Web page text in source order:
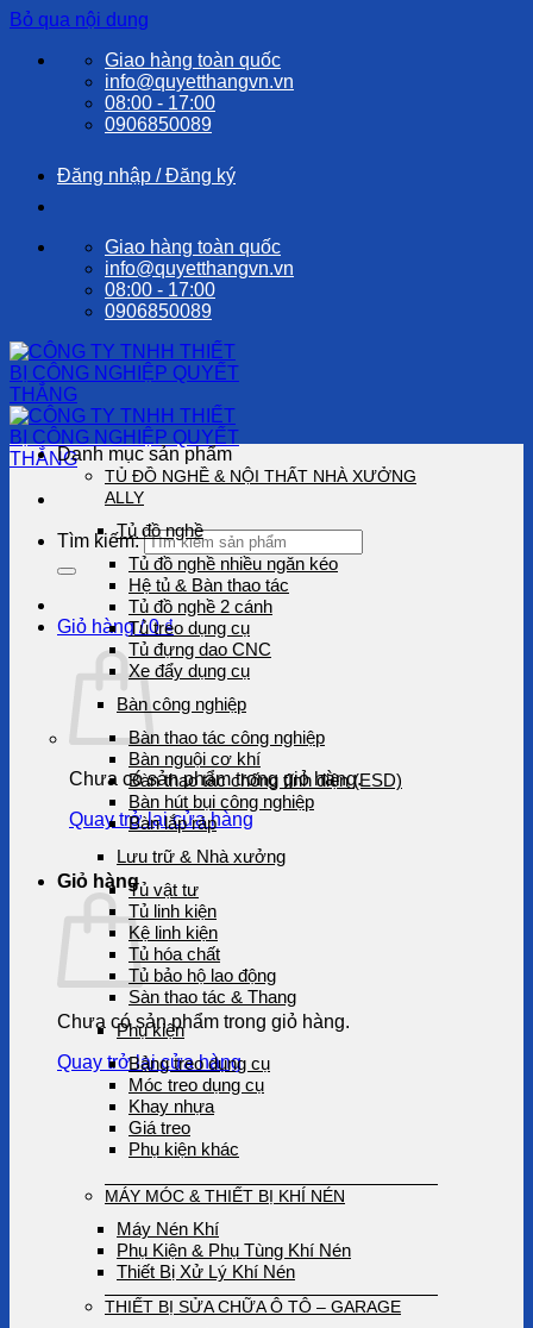
Bỏ qua nội dung
Giao hàng toàn quốc
info@quyetthangvn.vn
08:00 - 17:00
0906850089
Đăng nhập / Đăng ký
Giao hàng toàn quốc
info@quyetthangvn.vn
08:00 - 17:00
0906850089
Tìm kiếm:
Giỏ hàng /0₫
Chưa có sản phẩm trong giỏ hàng.
Quay trở lại cửa hàng
Giỏ hàng
Chưa có sản phẩm trong giỏ hàng.
Quay trở lại cửa hàng
Danh mục sản phẩm
TỦ ĐỒ NGHỀ & NỘI THẤT NHÀ XƯỞNG
ALLY
Tủ đồ nghề
Tủ đồ nghề nhiều ngăn kéo
Hệ tủ & Bàn thao tác
Tủ đồ nghề 2 cánh
Tủ treo dụng cụ
Tủ đựng dao CNC
Xe đẩy dụng cụ
Bàn công nghiệp
Bàn thao tác công nghiệp
Bàn nguội cơ khí
Bàn thao tác chống tĩnh điện (ESD)
Bàn hút bụi công nghiệp
Bàn lắp ráp
Lưu trữ & Nhà xưởng
Tủ vật tư
Tủ linh kiện
Kệ linh kiện
Tủ hóa chất
Tủ bảo hộ lao động
Sàn thao tác & Thang
Phụ kiện
Bảng treo dụng cụ
Móc treo dụng cụ
Khay nhựa
Giá treo
Phụ kiện khác
MÁY MÓC & THIẾT BỊ KHÍ NÉN
Máy Nén Khí
Phụ Kiện & Phụ Tùng Khí Nén
Thiết Bị Xử Lý Khí Nén
THIẾT BỊ SỬA CHỮA Ô TÔ – GARAGE